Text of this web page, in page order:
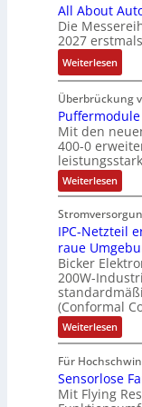
t
a
u
f
n
a
h
m
e
,
g
p
r
ä
g
t
d
u
r
c
h
d
S
y
s
t
e
m
e
h
r
e
r
u
m
V
o
r
s
a
n
d
d
e
s
V
D
M
A
E
g
e
b
n
i
s
s
e
b
e
s
ä
t
i
g
e
n
J
a
h
r
n
d
M
a
r
k
e
t
i
n
g
e
i
t
e
r
b
i
S
P
N
h
t
S
t
r
u
k
t
u
r
i
s
2
0
3
6
f
e
h
l
e
n
4
,
3
M
i
l
l
i
o
e
All About
Die
2027
Weiterlesen:
A
l
l
A
b
o
u
t
A
u
t
o
m
a
t
i
o
e
Überbrückung
Mit den
400-0
Weiterlesen:
P
f
f
e
r
m
o
d
u
l
e
m
i
t
2
IPC-Netzteil
raue
Bicker
200W-
(Conformal
Weiterlesen:
I
C
-
N
e
Für
Sensorlose
Mit Flying